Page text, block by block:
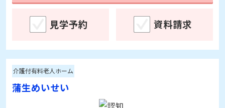
介護付有料老人ホーム
白小鳩橋めいせい
埼玉県越谷市相模町7-3928-1
入居時費用： 50～400万円
20～27万円